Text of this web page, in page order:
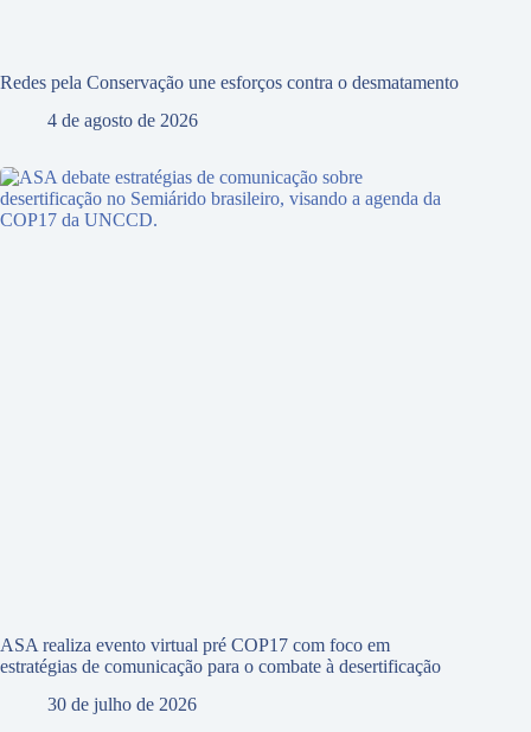
Redes pela Conservação une esforços contra o desmatamento
4 de agosto de 2026
ASA realiza evento virtual pré COP17 com foco em
estratégias de comunicação para o combate à desertificação
30 de julho de 2026